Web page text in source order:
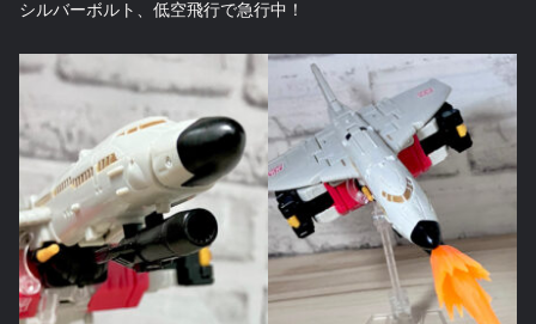
シルバーボルト、低空飛行で急行中！